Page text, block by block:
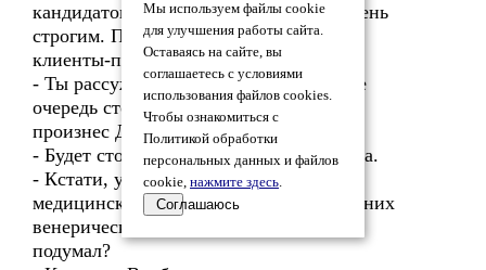
кандидатов, по-моему, должен быть очень
строгим. Потом будет легче. Нам ведь
клиенты-психи не нужны. Согласен?
- Ты рассуждаешь, как будто у тебя уже
очередь стоит за углом, - скептически
произнес Дан.
- Будет стоять! – убежденно заявил Юра.
- Кстати, у клиентов нужно брать
медицинские справки об отсутствии у них
венерических заболеваний. Ты об этом
подумал?
Мы используем файлы cookie
для улучшения работы сайта.
Оставаясь на сайте, вы
соглашаетесь с условиями
использования файлов cookies.
Чтобы ознакомиться с
Политикой обработки
персональных данных и файлов
cookie, нажмите здесь.
Соглашаюсь